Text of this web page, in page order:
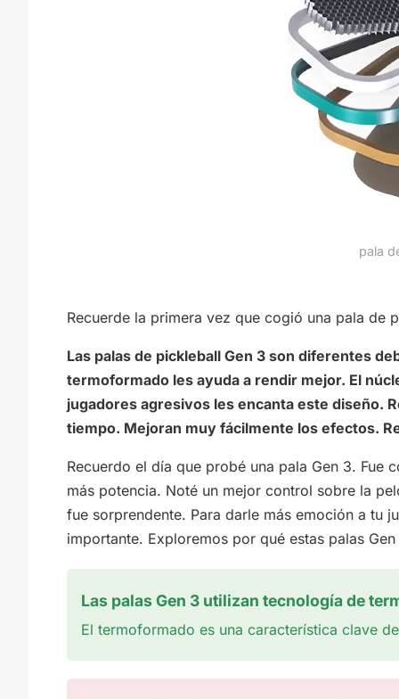
pala
Recuerde la primera vez que cogió una pala de
Las palas de pickleball Gen 3 son diferentes
termoformado les ayuda a rendir mejor. El
jugadores agresivos les encanta este diseño.
tiempo. Mejoran muy fácilmente los efectos.
Recuerdo el día que probé una pala Gen 3. Fue
más potencia. Noté un mejor control sobre la
fue sorprendente. Para darle más emoción a tu
importante. Exploremos por qué estas palas
Las palas Gen 3 utilizan tecnología de
El termoformado es una característica clave